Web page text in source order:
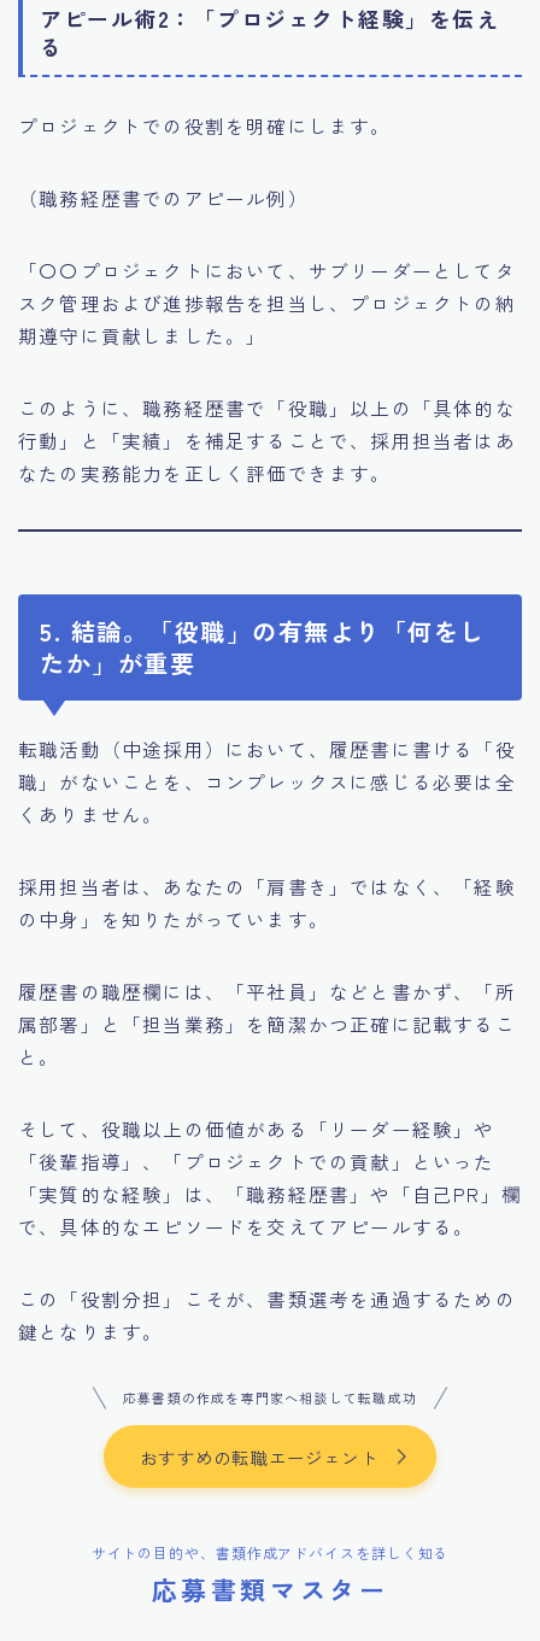
アピール術2：「プロジェクト経験」を伝え
る
プロジェクトでの役割を明確にします。
（職務経歴書でのアピール例）
「〇〇プロジェクトにおいて、サブリーダーとしてタ
スク管理および進捗報告を担当し、プロジェクトの納
期遵守に貢献しました。」
このように、職務経歴書で「役職」以上の「具体的な
行動」と「実績」を補足することで、採用担当者はあ
なたの実務能力を正しく評価できます。
5. 結論。「役職」の有無より「何をし
たか」が重要
転職活動（中途採用）において、履歴書に書ける「役
職」がないことを、コンプレックスに感じる必要は全
くありません。
採用担当者は、あなたの「肩書き」ではなく、「経験
の中身」を知りたがっています。
履歴書の職歴欄には、「平社員」などと書かず、「所
属部署」と「担当業務」を簡潔かつ正確に記載するこ
と。
そして、役職以上の価値がある「リーダー経験」や
「後輩指導」、「プロジェクトでの貢献」といった
「実質的な経験」は、「職務経歴書」や「自己PR」欄
で、具体的なエピソードを交えてアピールする。
この「役割分担」こそが、書類選考を通過するための
鍵となります。
応募書類の作成を専門家へ相談して転職成功
おすすめの転職エージェント
サイトの目的や、書類作成アドバイスを詳しく知る
応募書類マスター